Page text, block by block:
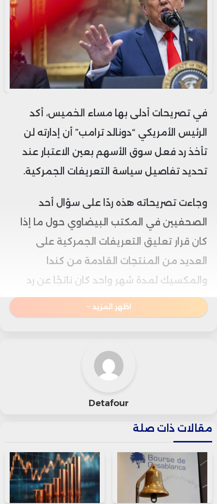
في تصريحات أدلى بها مساء الخميس، أكد
الرئيس الأمريكي “دونالد ترامب” أن إدارته لن
تأخذ رد فعل سوق الأسهم بعين الاعتبار عند
تحديد تفاصيل سياسة التعريفات الجمركية.
وجاءت تصريحاته هذه ردًا على سؤال أحد
الصحفيين في المكتب البيضاوي حول ما إذا
كان قرار تعليق التعريفات الجمركية على
العديد من المنتجات القادمة من كندا
والمكسيك لمدة شهر واحد كان ناتجًا عن رد
فعل السوق.
ألتفت حتى إلى السوق، لأن الولايات المتحدة
ستكون قوية جدًا على المدى البعيد مع ما
وأشار إلى أن هذا القرار كان مرتبطًا بشكل
رئيسي بالشركات والدول التي خدعت الولايات
المتحدة في الماضي، مؤكدًا أنه لن يُسمح
بذلك بعد الآن.
اظهر المزيد
Detafour
مقالات ذات صلة